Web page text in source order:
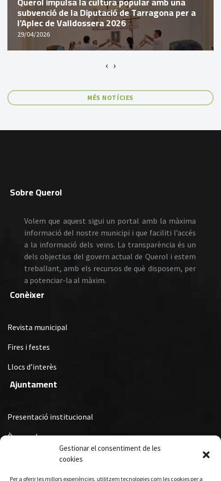
Gestionar el consentiment de les
cookies
Per a oferir les millors experiències, utilitzem tecnologies com les cookies per a
subvenció de la Diputació de Tarragona per a
l’Aplec de Valldossera 2026
29/04/2026
‹ ›
MÉS NOTÍCIES
Sobre Querol
Volem que aquest sigui un portal amb la màxima
informació del nostre municipi i que faciliti l’accés
a la informació dels veïns. La transparència és un
dels objectius del govern actual de Querol i estem
treballant, amb els recursos de què disposem, per
a potenciar-la al màxim.
Conèixer
Revista municipal
Fires i festes
Llocs d’interès
Ajuntament
Presentació institucional
Òrgans de govern
Ordenances Fiscals, Ordenances i Reglaments i Subvencions i